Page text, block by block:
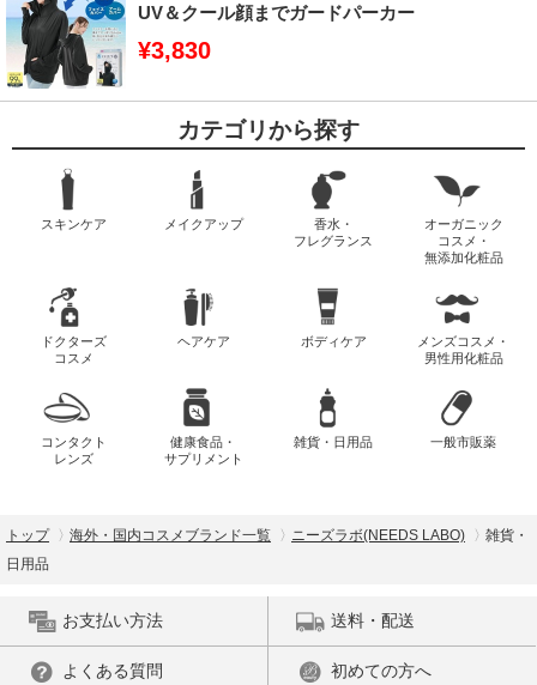
UV＆クール顔までガードパーカー
¥3,830
カテゴリから探す
スキンケア メイクアップ
香水・
フレグランス
オーガニック
コスメ・
無添加化粧品
ドクターズ
コスメ
ヘアケア ボディケア
メンズコスメ・
男性用化粧品
コンタクト
レンズ
健康食品・
サプリメント
雑貨・日用品 一般市販薬
トップ 海外・国内コスメブランド一覧 ニーズラボ(NEEDS LABO)
雑貨・
日用品
お支払い方法 送料・配送
よくある質問 初めての方へ